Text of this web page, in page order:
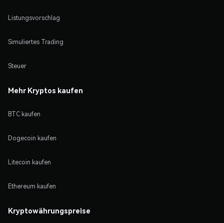
Listungsvorschlag
Simuliertes Trading
Steuer
Mehr Kryptos kaufen
BTC kaufen
Dogecoin kaufen
Litecoin kaufen
Ethereum kaufen
Kryptowährungspreise